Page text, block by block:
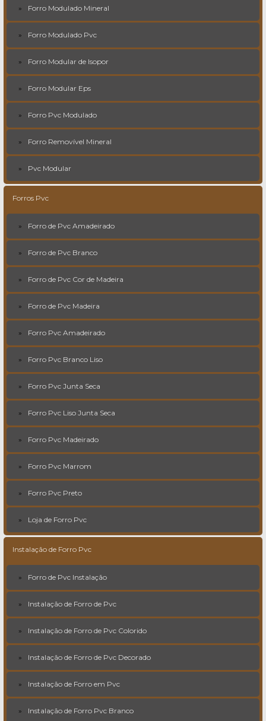
Forro Modulado Mineral
Forro Modulado Pvc
Forro Modular de Isopor
Forro Modular Eps
Forro Pvc Modulado
Forro Removível Mineral
Pvc Modular
Forros Pvc
Forro de Pvc Amadeirado
Forro de Pvc Branco
Forro de Pvc Cor de Madeira
Forro de Pvc Madeira
Forro Pvc Amadeirado
Forro Pvc Branco Liso
Forro Pvc Junta Seca
Forro Pvc Liso Junta Seca
Forro Pvc Madeirado
Forro Pvc Marrom
Forro Pvc Preto
Loja de Forro Pvc
Instalação de Forro Pvc
Forro de Pvc Instalação
Instalação de Forro de Pvc
Instalação de Forro de Pvc Colorido
Instalação de Forro de Pvc Decorado
Instalação de Forro em Pvc
Instalação de Forro Pvc Branco